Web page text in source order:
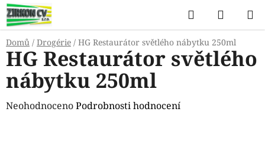
Přejít
na
obsah
Hledat
KOŠÍK
Domů / Drogérie / HG Restaurátor světlého nábytku 250ml
HG Restaurátor světlého
nábytku 250ml
Průměrné
NeohodnocenoPodrobnosti hodnocení